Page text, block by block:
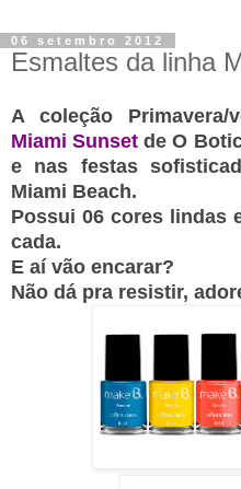
06 setembro 2012
Esmaltes da linha
A coleção
Miami Sunset de O
e nas festas
Miami Beach.
Possui 06 cores lindas
cada.
E aí vão encarar?
Não dá pra resistir,